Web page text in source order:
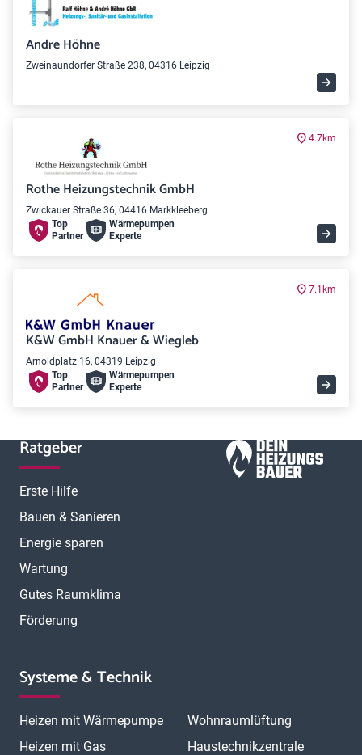
Andre Höhne
Zweinaundorfer Straße 238, 04316 Leipzig
4.7km
Rothe Heizungstechnik GmbH
Zwickauer Straße 36, 04416 Markkleeberg
Top
Partner
Wärme­pumpen
Experte
7.1km
K&W GmbH Knauer & Wiegleb
Arnoldplatz 16, 04319 Leipzig
Top
Partner
Wärme­pumpen
Experte
Ratgeber
Erste Hilfe
Bauen & Sanieren
Energie sparen
Wartung
Gutes Raumklima
Förderung
Systeme & Technik
Heizen mit Wärmepumpe
Heizen mit Gas
Wohnraumlüftung
Haustechnikzentrale